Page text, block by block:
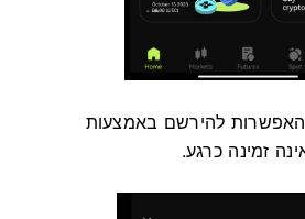
האפשרות להירשם באמצעות